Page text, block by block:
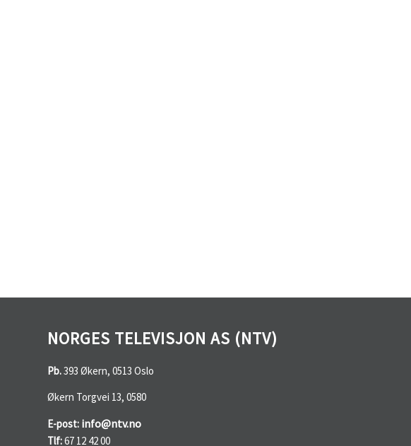
NORGES TELEVISJON AS (NTV)
Pb.393 Økern, 0513 Oslo
Økern Torgvei 13, 0580
E-post: info@ntv.no
Tlf:67 12 42 00